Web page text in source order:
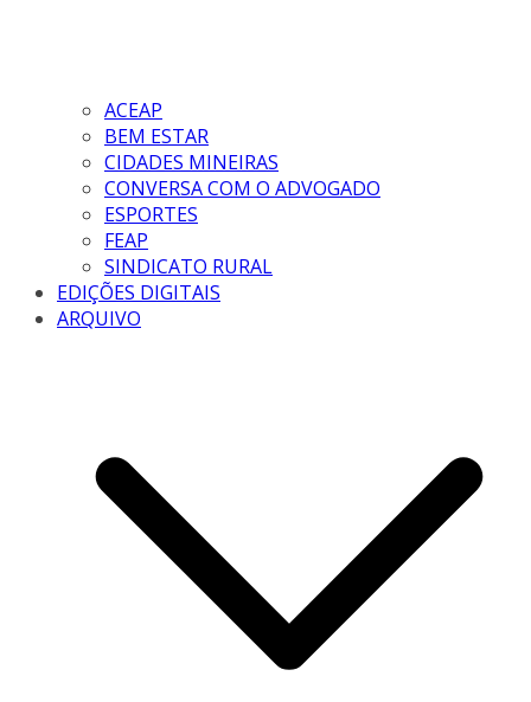
ACEAP
BEM ESTAR
CIDADES MINEIRAS
CONVERSA COM O ADVOGADO
ESPORTES
FEAP
SINDICATO RURAL
EDIÇÕES DIGITAIS
ARQUIVO